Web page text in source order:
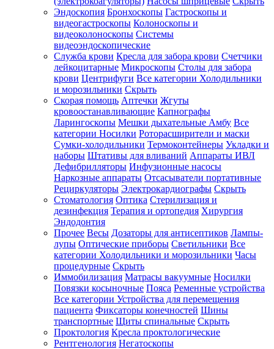
Эндоскопия Бронхоскопы Гастроскопы и
видеогастроскопы Колоноскопы и
видеоколоноскопы Системы
видеоэндоскопические
Служба крови Кресла для забора крови Счетчики
лейкоцитарные Микроскопы Столы для забора
крови Центрифуги Все категории Холодильники
и морозильники Скрыть
Скорая помощь Аптечки Жгуты
кровоостанавливающие Капнографы
Ларингоскопы Мешки дыхательные Амбу Все
категории Носилки Роторасширители и маски
Сумки-холодильники Термоконтейнеры Укладки и
наборы Штативы для вливаний Аппараты ИВЛ
Дефибрилляторы Инфузионные насосы
Наркозные аппараты Отсасыватели портативные
Рециркуляторы Электрокардиографы Скрыть
Стоматология Оптика Стерилизация и
дезинфекция Терапия и ортопедия Хирургия
Эндодонтия
Прочее Весы Дозаторы для антисептиков Лампы-
лупы Оптические приборы Светильники Все
категории Холодильники и морозильники Часы
процедурные Скрыть
Иммобилизация Матрасы вакуумные Носилки
Повязки косыночные Пояса Ременные устройства
Все категории Устройства для перемещения
пациента Фиксаторы конечностей Шины
транспортные Щиты спинальные Скрыть
Проктология Кресла проктологические
Рентгенология Негатоскопы